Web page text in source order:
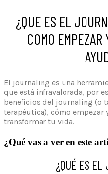
¿QUE ES EL
COMO
El journaling es una
que está infravalorada, por
beneficios del journaling (o
terapéutica), cómo empezar
transformar tu vida.
¿Qué vas a ver en este
¿QUÉ ES EL